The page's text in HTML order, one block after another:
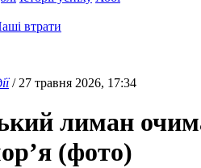
втрати
/ 27 травня 2026, 17:34
лиман
(фото)